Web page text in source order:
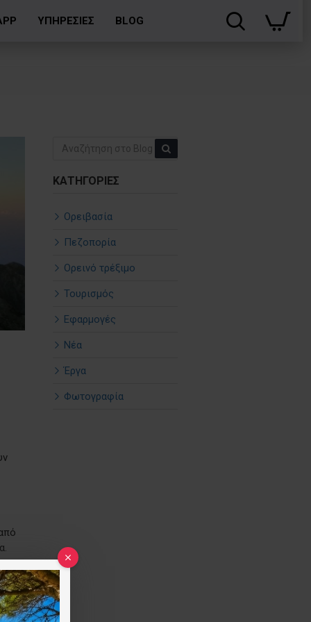
ΥΠΗΡΕΣΙΕΣ BLOG
ΚΑΤΗΓΟΡΊΕΣ
Ορειβασία
Πεζοπορία
Ορεινό τρέξιμο
Τουρισμός
Εφαρμογές
Νέα
Έργα
Φωτογραφία